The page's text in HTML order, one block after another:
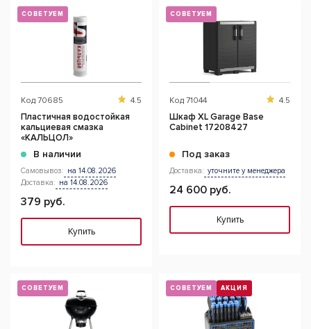
СОВЕТУЕМ
Код 70685 4.5
Пластичная водостойкая
кальциевая смазка
«КАЛЬЦОЛ»
В наличии
Самовывоз: на 14.08.2026
Доставка: на 14.08.2026
379 руб.
Купить
СОВЕТУЕМ
Код 71044 4.5
Шкаф XL Garage Base
Cabinet 17208427
Под заказ
Доставка: уточните у менеджера
24 600 руб.
Купить
СОВЕТУЕМ СОВЕТУЕМ АКЦИЯ